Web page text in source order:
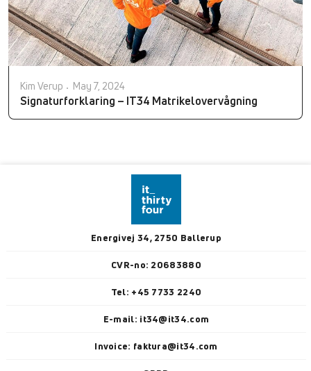
Kim Verup May 7, 2024
Signaturforklaring – IT34 Matrikelovervågning
Energivej 34, 2750 Ballerup
CVR-no: 20683880
Tel: +45 7733 2240
E-mail: it34@it34.com
Invoice: faktura@it34.com